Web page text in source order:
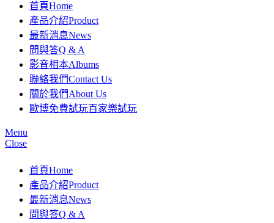
首頁Home
產品介紹Product
最新消息News
問與答Q & A
影音相本Albums
聯絡我們Contact Us
關於我們About Us
歐博免費試玩百家樂試玩
Menu
Close
首頁Home
產品介紹Product
最新消息News
問與答Q & A